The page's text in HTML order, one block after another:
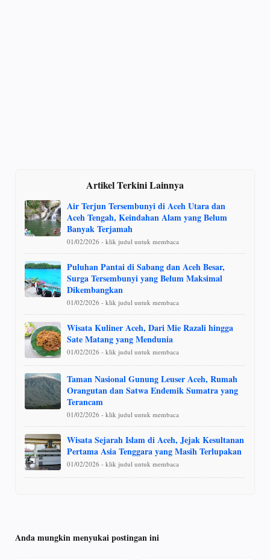
Artikel Terkini Lainnya
Air Terjun Tersembunyi di Aceh Utara dan
Aceh Tengah, Keindahan Alam yang Belum
Banyak Terjamah
01/02/2026 - klik judul untuk membaca
Puluhan Pantai di Sabang dan Aceh Besar,
Surga Tersembunyi yang Belum Maksimal
Dikembangkan
01/02/2026 - klik judul untuk membaca
Wisata Kuliner Aceh, Dari Mie Razali hingga
Sate Matang yang Mendunia
01/02/2026 - klik judul untuk membaca
Taman Nasional Gunung Leuser Aceh, Rumah
Orangutan dan Satwa Endemik Sumatra yang
Terancam
01/02/2026 - klik judul untuk membaca
Wisata Sejarah Islam di Aceh, Jejak Kesultanan
Pertama Asia Tenggara yang Masih Terlupakan
01/02/2026 - klik judul untuk membaca
Anda mungkin menyukai postingan ini